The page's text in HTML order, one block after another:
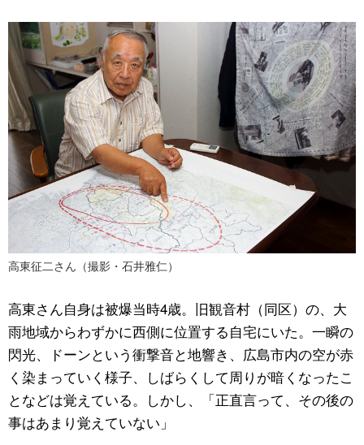
高東征二さん（撮影・石井雅仁）
高東さん自身は被爆当時4歳。旧観音村（同区）の、大
雨地域からわずかに西側に位置する自宅にいた。一瞬の
閃光、ドーンという衝撃音と地響き、広島市内の空が赤
く染まっていく様子、しばらくして周りが暗くなったこ
となどは覚えている。しかし、「正直言って、その後の
事はあまり覚えていない」